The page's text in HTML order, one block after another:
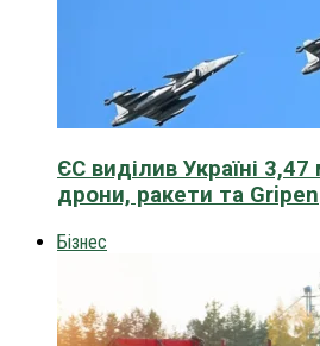
ЄС виділив Україні
дрони, ракети та Gripen
Бізнес